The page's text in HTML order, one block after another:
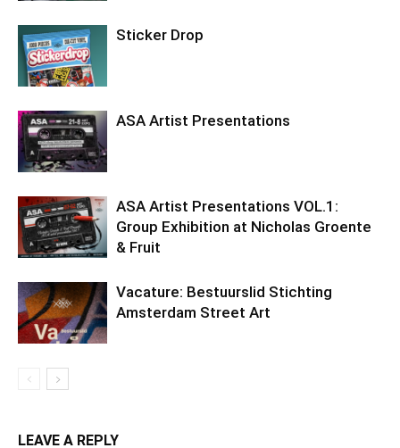
Sticker Drop
ASA Artist Presentations
ASA Artist Presentations VOL.1:
Group Exhibition at Nicholas Groente
& Fruit
Vacature: Bestuurslid Stichting
Amsterdam Street Art
LEAVE A REPLY